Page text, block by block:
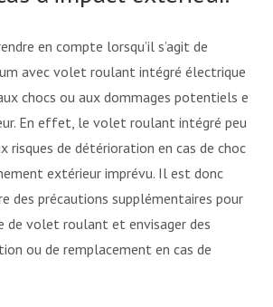
en compte lorsqu’il s’agit de
avec volet roulant intégré électrique
chocs ou aux dommages potentiels en
En effet, le volet roulant intégré peut
risques de détérioration en cas de choc
extérieur imprévu. Il est donc
des précautions supplémentaires pour
de volet roulant et envisager des
ou de remplacement en cas de